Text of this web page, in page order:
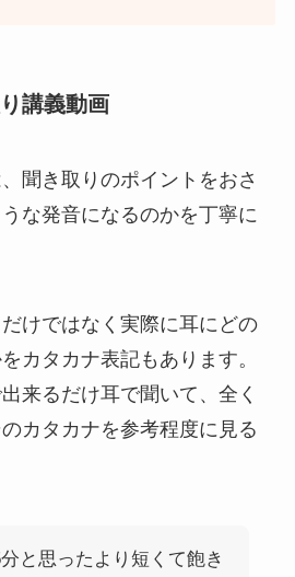
講義動画
聞き取りのポイントをおさ
な発音になるのかを丁寧に
けではなく実際に耳にどの
カタカナ表記もあります。
来るだけ耳で聞いて、全く
カタカナを参考程度に見る
と思ったより短くて飽き